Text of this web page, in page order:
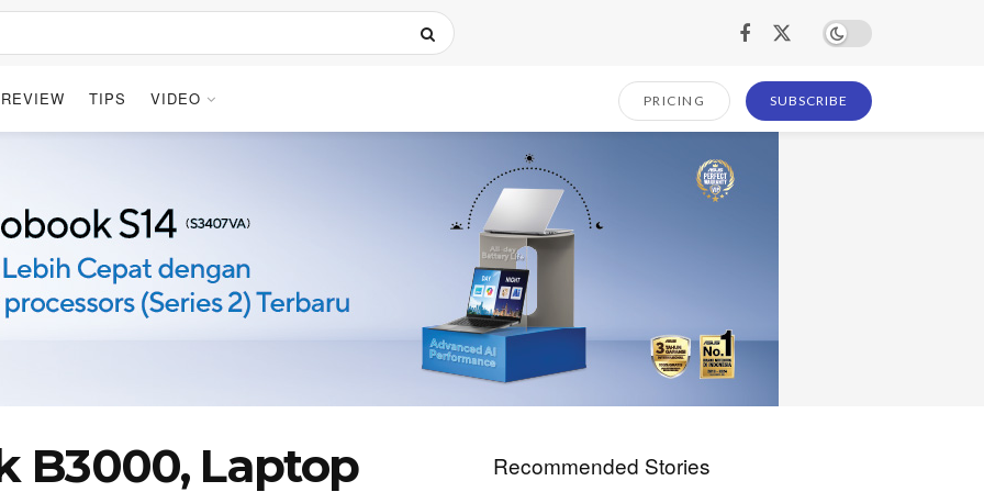
REVIEW TIPS VIDEO PRICING SUBSCRIBE
B3000, Laptop
Recommended Stories